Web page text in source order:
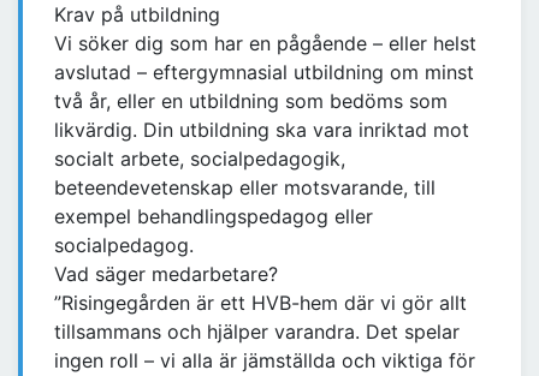
Krav på utbildning
Vi söker dig som har en pågående – eller helst
avslutad – eftergymnasial utbildning om minst
två år, eller en utbildning som bedöms som
likvärdig. Din utbildning ska vara inriktad mot
socialt arbete, socialpedagogik,
beteendevetenskap eller motsvarande, till
exempel behandlingspedagog eller
socialpedagog.
Vad säger medarbetare?
”Risingegården är ett HVB-hem där vi gör allt
tillsammans och hjälper varandra. Det spelar
ingen roll – vi alla är jämställda och viktiga för